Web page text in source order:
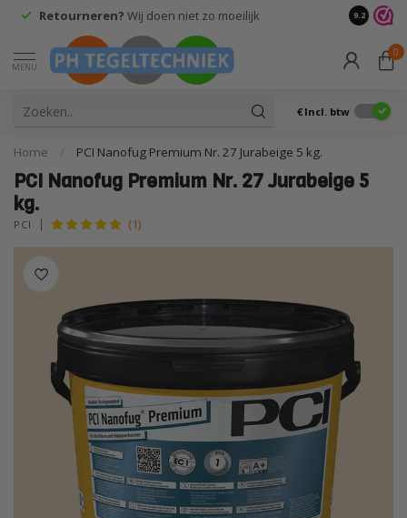
Retourneren? Wij doen niet zo moeilijk 9.2
MENU
0
€ Incl. btw
Home / PCI Nanofug Premium Nr. 27 Jurabeige 5 kg.
PCI Nanofug Premium Nr. 27 Jurabeige 5
kg.
PCI (1)